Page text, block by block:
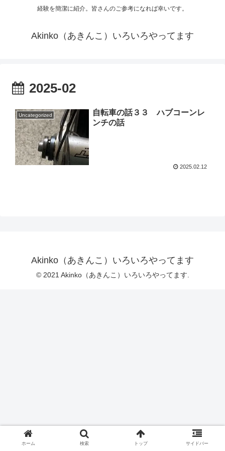
経験を簡潔に紹介。皆さんのご参考になれば幸いです。
Akinko（あきんこ）いろいろやってます
2025-02
Uncategorized
自転車の話３３ ハブコーンレ
ンチの話
2025.02.12
Akinko（あきんこ）いろいろやってます
© 2021 Akinko（あきんこ）いろいろやってます.
ホーム 検索 トップ サイドバー